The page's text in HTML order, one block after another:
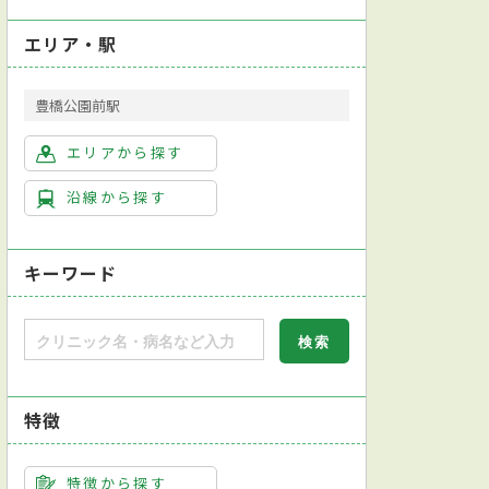
エリア・駅
豊橋公園前駅
エリアから探す
沿線から探す
キーワード
特徴
特徴から探す